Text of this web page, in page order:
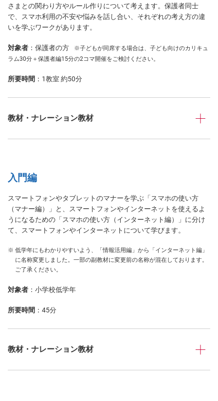
さまとの関わり方やルール作りについて考えます。保護者同士
で、スマホ利用の不安や悩みを話し合い、それぞれの考え方の違
いを学ぶワークがあります。
対象者 ：保護者の方
※子どもが同席する場合は、子ども向けのカリキュ
ラム30分＋保護者編15分の2コマ開催をご検討ください。
所要時間 ：1教室 約50分
教材・ナレーション教材
入門編
スマートフォンやタブレットのマナーを学ぶ「スマホの使い方
（マナー編）」と、スマートフォンやインターネットを使えるよ
うになるための「スマホの使い方（インターネット編）」に分け
て、スマートフォンやインターネットについて学びます。
低学年にもわかりやすいよう、「情報活用編」から「インターネット編」
に名称変更しました。一部の副教材に変更前の名称が混在しております。
ご了承ください。
対象者 ：小学校低学年
所要時間 ：45分
教材・ナレーション教材